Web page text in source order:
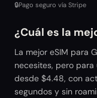
🔒Pago seguro vía Stripe
¿Cuál es la
La mejor eSIM para
necesites, pero
desde $4.48, con
segundos y sin